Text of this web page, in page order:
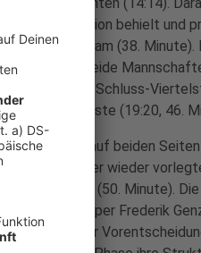
Konzentration behielt und
zum 16:14 kam (38. Minute).
41 Minuten. Beide
Anbruch der Schluss-
musste (19:20, 46.
Angriffe auf beiden
immer wieder
Schritt hielt (50. Minute).
Essens Keeper Frederik
in Folge zur